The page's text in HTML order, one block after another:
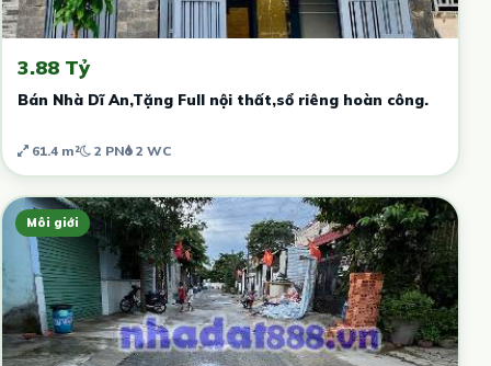
3.88 Tỷ
Bán Nhà Dĩ An,Tặng Full nội thất,sổ riêng hoàn công.
61.4 m² 2 PN 2 WC
Môi giới